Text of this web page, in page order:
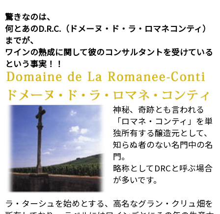
驚きなのは、
何とあのD.R.C.（ドメーヌ・ド・ラ・ロマネコンティ）
までが、
ワインの熟成に関して彼のコンサルタントを受けている
という事実！！
神秘、奇跡とも言われる
「ロマネ・コンティ」を単
独所有する醸造元として、
知らぬ者のない名門中の名
門。
略称としてDRCと呼ぶ場合
が多いです。
ラ・ターシュを始めとする、高名なグラン・クリュ畑を